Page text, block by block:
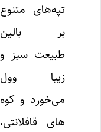
تپه‌های متنوع
بر بالین
طبیعت سبز و
زیبا وول
می‌خورد و کوه
‌های قافلانتی،